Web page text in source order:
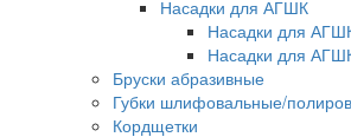
Насадки для АГШК
Насадки для
Насадки для
Бруски абразивные
Губки шлифовальные/
Кордщетки